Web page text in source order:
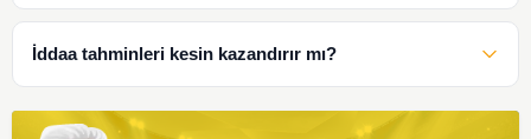
İddaa tahminleri kesin kazandırır mı?